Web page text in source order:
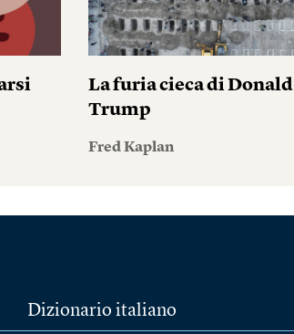
La furia cieca di Donald
Trump
Fred Kaplan
Dizionario italiano